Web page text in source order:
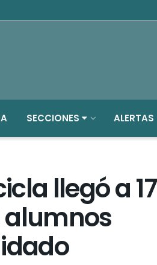
SECCIONES ALERTAS
llegó a 17
alumnos